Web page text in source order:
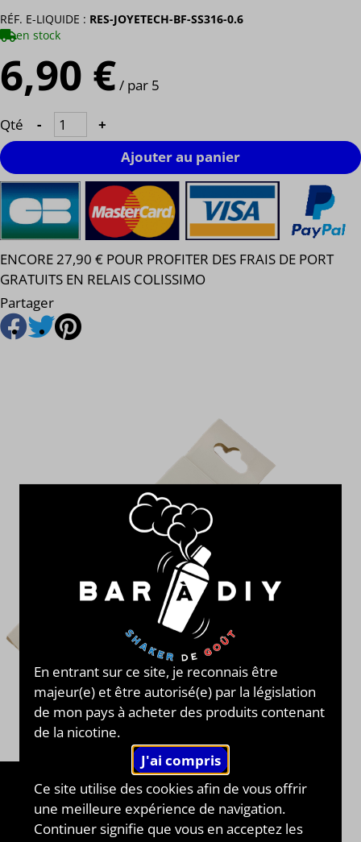
RÉF. E-LIQUIDE : RES-JOYETECH-BF-SS316-0.6
en stock
6,90 €/ par 5
Qté -
+
Ajouter au panier
ENCORE 27,90 € POUR PROFITER DES FRAIS DE PORT
GRATUITS EN RELAIS COLISSIMO
Partager
En entrant sur ce site, je reconnais être
majeur(e) et être autorisé(e) par la législation
de mon pays à acheter des produits contenant
de la nicotine.
Ce site utilise des cookies afin de vous offrir
une meilleure expérience de navigation.
Continuer signifie que vous en acceptez les